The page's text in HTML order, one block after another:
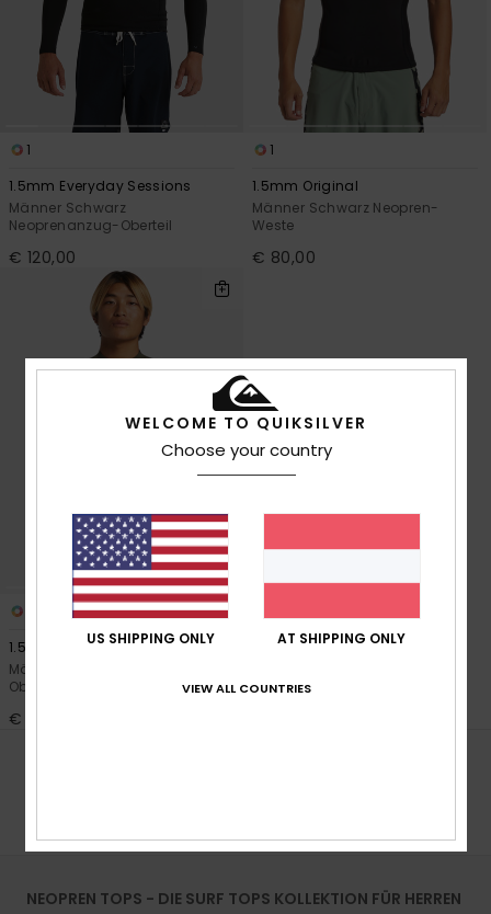
Kontaktformular.
1
1.5mm Everyday Sessions
Männer Schwarz
Neoprenanzug-Oberteil
€ 120,00
1
1.5mm Original
Männer Schwarz Neopren-
Weste
€ 80,00
1.5mm Everyday Sessions
Männer Grün Neoprenanzug-
Oberteil
€ 120,00
NEOPREN TOPS - DIE SURF TOPS KOLLEKTION FÜR HERREN
WELCOME TO QUIKSILVER
Choose your country
US SHIPPING ONLY AT SHIPPING ONLY
VIEW ALL COUNTRIES